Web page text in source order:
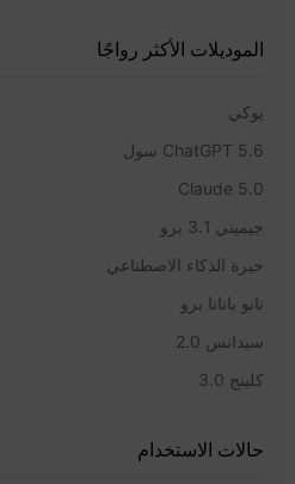
الموديلات الأكثر رواجًا
يوكي
ChatGPT 5.6 سول
Claude 5.0
جيميني 3.1 برو
حيرة الذكاء الاصطناعي
نانو بانانا برو
سيدانس 2.0
كلينج 3.0
حالات الاستخدام